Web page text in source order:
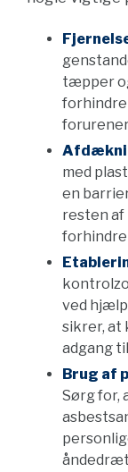
tæpper
med
en
resten af
forhindre
ved hjælp
sikrer, at
adgang
Brug af
Sørg for,